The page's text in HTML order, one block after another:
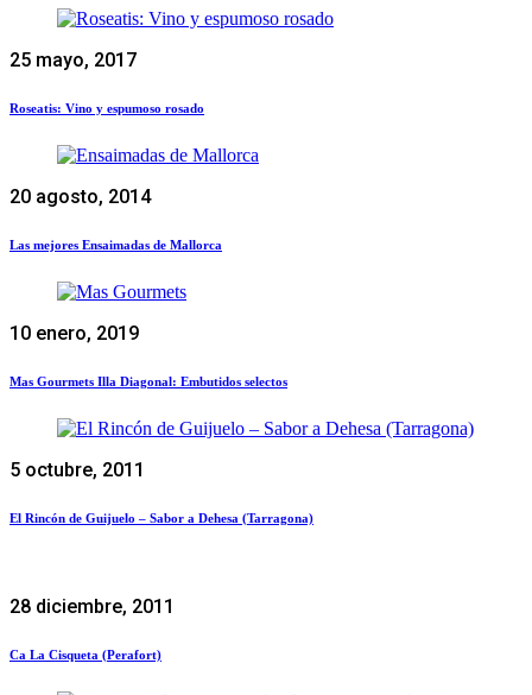
25 mayo, 2017
Roseatis: Vino y espumoso rosado
20 agosto, 2014
Las mejores Ensaimadas de Mallorca
10 enero, 2019
Mas Gourmets Illa Diagonal: Embutidos selectos
5 octubre, 2011
El Rincón de Guijuelo – Sabor a Dehesa (Tarragona)
28 diciembre, 2011
Ca La Cisqueta (Perafort)